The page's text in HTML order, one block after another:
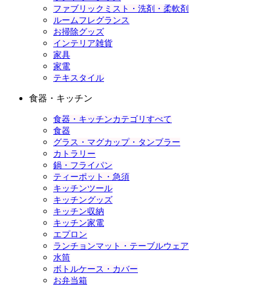
ファブリックミスト・洗剤・柔軟剤
ルームフレグランス
お掃除グッズ
インテリア雑貨
家具
家電
テキスタイル
食器・キッチン
食器・キッチンカテゴリすべて
食器
グラス・マグカップ・タンブラー
カトラリー
鍋・フライパン
ティーポット・急須
キッチンツール
キッチングッズ
キッチン収納
キッチン家電
エプロン
ランチョンマット・テーブルウェア
水筒
ボトルケース・カバー
お弁当箱